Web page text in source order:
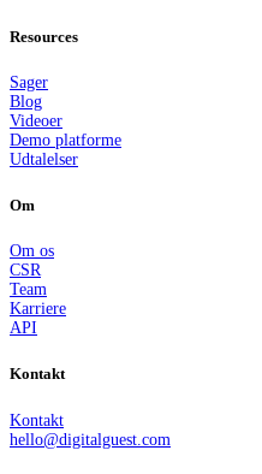
Resources
Sager
Blog
Videoer
Demo platforme
Udtalelser
Om
Om os
CSR
Team
Karriere
API
Kontakt
Kontakt
hello@digitalguest.com